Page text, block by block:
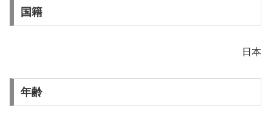
国籍
日本
年齢